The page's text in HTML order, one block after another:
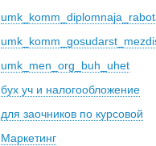
umk_men_org_buh_uhet
бух уч и налогообложение
для заочников по курсовой
Маркетинг